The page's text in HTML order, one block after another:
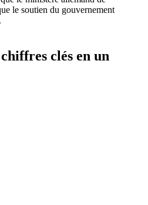
le soutien du gouvernement
clés en un